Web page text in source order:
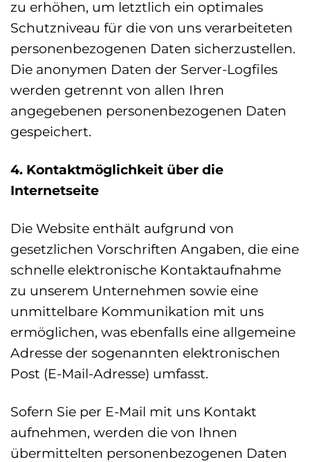
zu erhöhen, um letztlich ein optimales
Schutzniveau für die von uns verarbeiteten
personenbezogenen Daten sicherzustellen.
Die anonymen Daten der Server-Logfiles
werden getrennt von allen Ihren
angegebenen personenbezogenen Daten
gespeichert.
4. Kontaktmöglichkeit über die
Internetseite
Die Website enthält aufgrund von
gesetzlichen Vorschriften Angaben, die eine
schnelle elektronische Kontaktaufnahme
zu unserem Unternehmen sowie eine
unmittelbare Kommunikation mit uns
ermöglichen, was ebenfalls eine allgemeine
Adresse der sogenannten elektronischen
Post (E-Mail-Adresse) umfasst.
Sofern Sie per E-Mail mit uns Kontakt
aufnehmen, werden die von Ihnen
übermittelten personenbezogenen Daten